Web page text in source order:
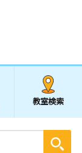
教室検索